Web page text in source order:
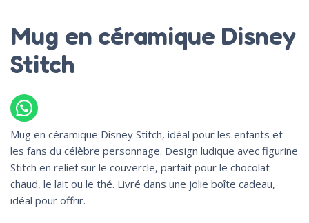
Mug en céramique Disney
Stitch
Mug en céramique Disney Stitch, idéal pour les enfants et
les fans du célèbre personnage. Design ludique avec figurine
Stitch en relief sur le couvercle, parfait pour le chocolat
chaud, le lait ou le thé. Livré dans une jolie boîte cadeau,
idéal pour offrir.